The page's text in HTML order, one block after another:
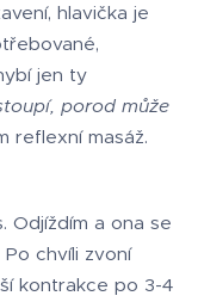
hlavička je
jen ty
porod může
reflexní masáž.
Odjíždím a ona se
chvíli zvoní
kontrakce po 3-4